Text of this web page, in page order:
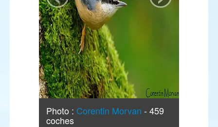
Photo : Corentin Morvan - 459
coches